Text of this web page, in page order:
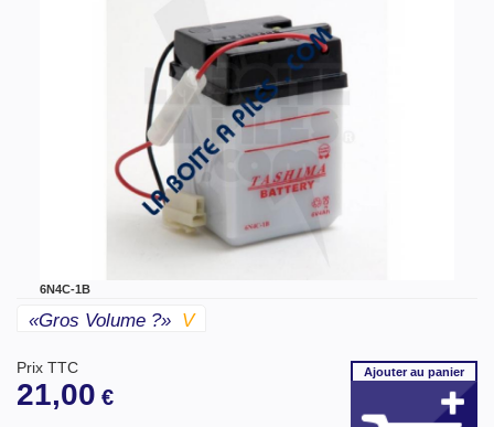
6N4C-1B
«gros Volume ?» V
Prix TTC
21,00 €
Ajouterau panier